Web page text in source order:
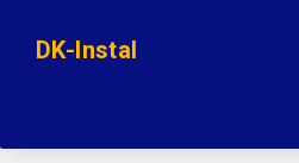
DK-Instal